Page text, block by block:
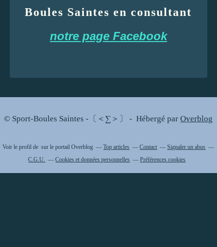
Boules Saintes en consultant
notre page Facebook
© Sport-Boules Saintes -〔＜∑＞〕 - Hébergé parOverblog
Voir le profil de sur le portail Overblog Top articles Contact
Signaler un abus
C.G.U.
Cookies et données personnelles Préférences cookies